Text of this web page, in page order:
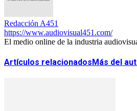
Redacción A451
https://www.audiovisual451.com/
El medio online de la industria
Artículos relacionadosMás del